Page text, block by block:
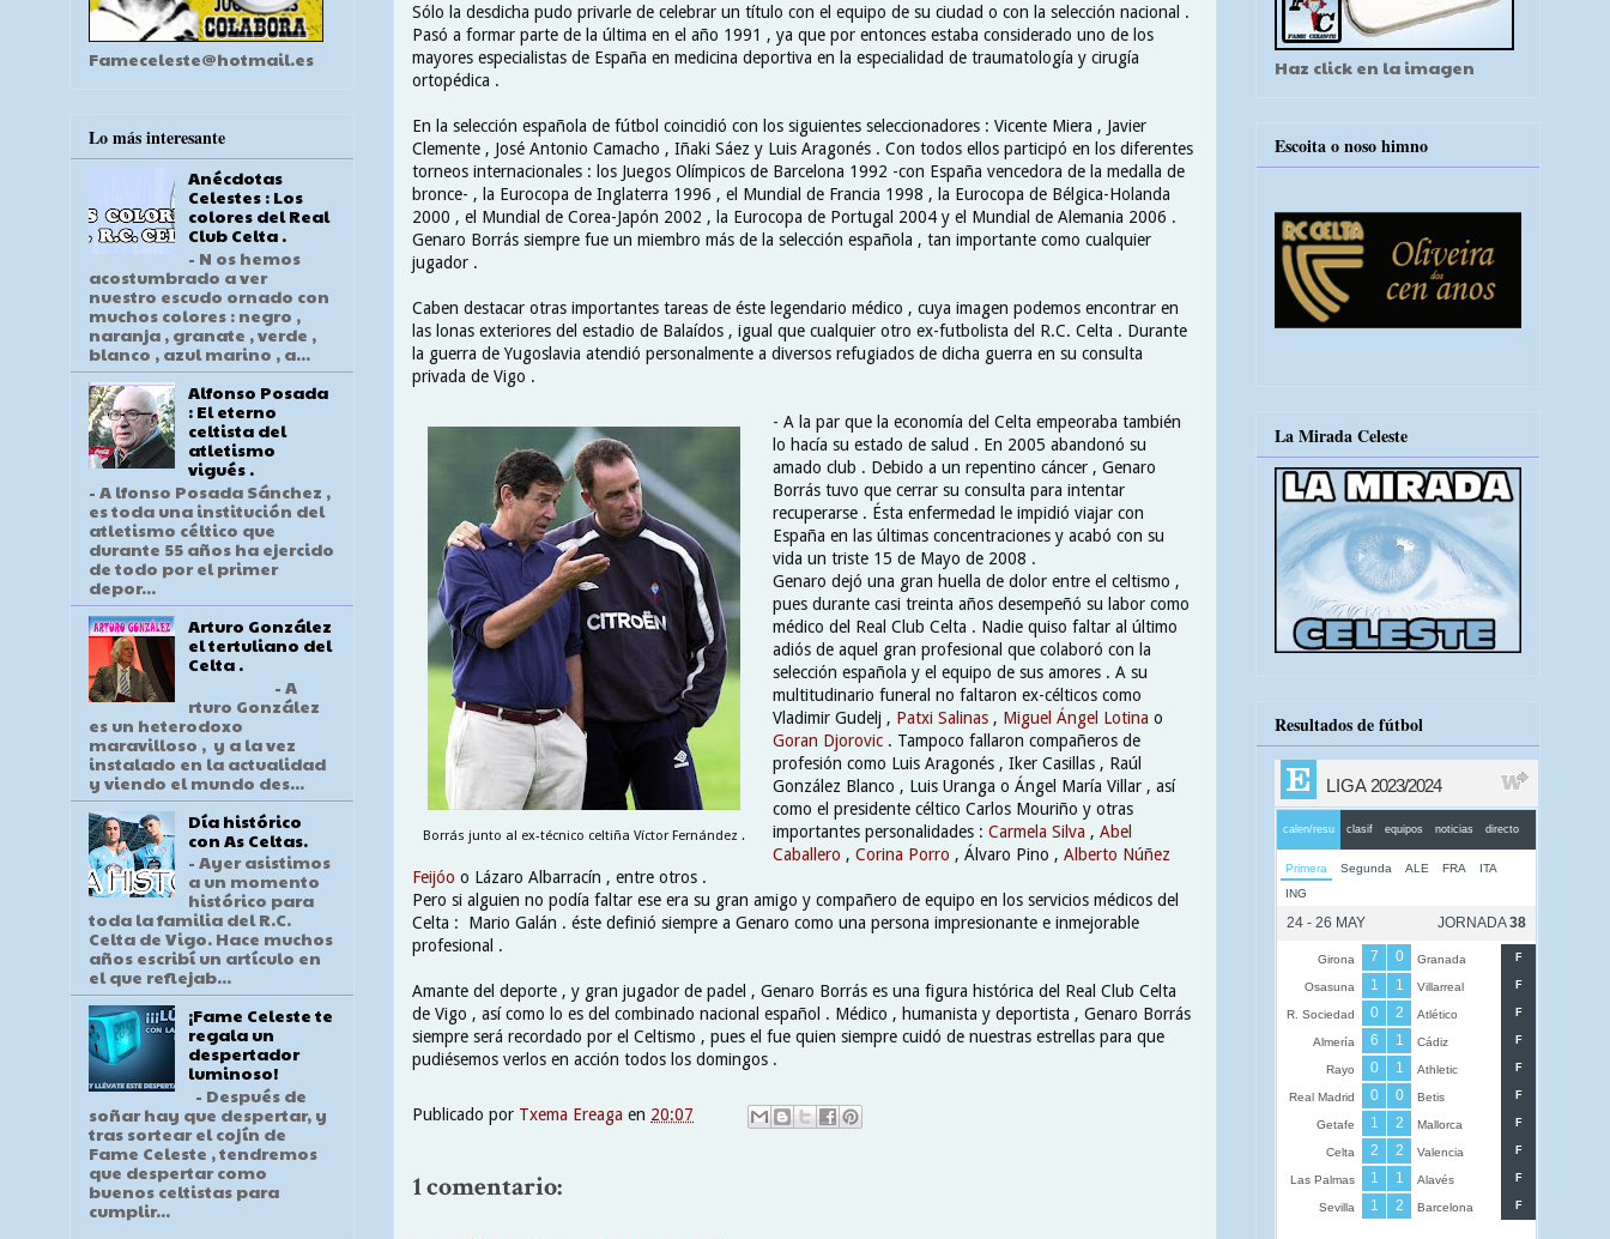
Sólo la desdicha pudo privarle de celebrar un título con el equipo de su ciudad o con la selección nacional .
Pasó a formar parte de la última en el año 1991 , ya que por entonces estaba considerado uno de los
mayores especialistas de España en medicina deportiva en la especialidad de traumatología y cirugía
ortopédica .
En la selección española de fútbol coincidió con los siguientes seleccionadores : Vicente Miera , Javier
Clemente , José Antonio Camacho , Iñaki Sáez y Luis Aragonés . Con todos ellos participó en los diferentes
torneos internacionales : los Juegos Olímpicos de Barcelona 1992 -con España vencedora de la medalla de
bronce- , la Eurocopa de Inglaterra 1996 , el Mundial de Francia 1998 , la Eurocopa de Bélgica-Holanda
2000 , el Mundial de Corea-Japón 2002 , la Eurocopa de Portugal 2004 y el Mundial de Alemania 2006 .
Genaro Borrás siempre fue un miembro más de la selección española , tan importante como cualquier
jugador .
Caben destacar otras importantes tareas de éste legendario médico , cuya imagen podemos encontrar en
las lonas exteriores del estadio de Balaídos , igual que cualquier otro ex-futbolista del R.C. Celta . Durante
la guerra de Yugoslavia atendió personalmente a diversos refugiados de dicha guerra en su consulta
privada de Vigo .
Borrás junto al ex-técnico celtiña Víctor Fernández .
- A la par que la economía del Celta empeoraba también
lo hacía su estado de salud . En 2005 abandonó su
amado club . Debido a un repentino cáncer , Genaro
Borrás tuvo que cerrar su consulta para intentar
recuperarse . Ésta enfermedad le impidió viajar con
España en las últimas concentraciones y acabó con su
vida un triste 15 de Mayo de 2008 .
Genaro dejó una gran huella de dolor entre el celtismo ,
pues durante casi treinta años desempeñó su labor como
médico del Real Club Celta . Nadie quiso faltar al último
adiós de aquel gran profesional que colaboró con la
selección española y el equipo de sus amores . A su
multitudinario funeral no faltaron ex-célticos como
Vladimir Gudelj , Patxi Salinas , Miguel Ángel Lotina o
Goran Djorovic . Tampoco fallaron compañeros de
profesión como Luis Aragonés , Iker Casillas , Raúl
González Blanco , Luis Uranga o Ángel María Villar , así
como el presidente céltico Carlos Mouriño y otras
importantes personalidades : Carmela Silva , Abel
Caballero , Corina Porro , Álvaro Pino , Alberto Núñez
Feijóo o Lázaro Albarracín , entre otros .
Pero si alguien no podía faltar ese era su gran amigo y compañero de equipo en los servicios médicos del
Celta : Mario Galán . éste definió siempre a Genaro como una persona impresionante e inmejorable
profesional .
Amante del deporte , y gran jugador de padel , Genaro Borrás es una figura histórica del Real Club Celta
de Vigo , así como lo es del combinado nacional español . Médico , humanista y deportista , Genaro Borrás
siempre será recordado por el Celtismo , pues el fue quien siempre cuidó de nuestras estrellas para que
pudiésemos verlos en acción todos los domingos .
Publicado por Txema Ereaga en 20:07
1 comentario:
Fameceleste@hotmail.es
Lo más interesante
Anécdotas
Celestes : Los
colores del Real
Club Celta .
- N os hemos
acostumbrado a ver
nuestro escudo ornado con
muchos colores : negro ,
naranja , granate , verde ,
blanco , azul marino , a...
Alfonso Posada
: El eterno
celtista del
atletismo
vigués .
- A lfonso Posada Sánchez ,
es toda una institución del
atletismo céltico que
durante 55 años ha ejercido
de todo por el primer
depor...
Arturo González
el tertuliano del
Celta .
- A
rturo González
es un heterodoxo
maravilloso , y a la vez
instalado en la actualidad
y viendo el mundo des...
Día histórico
con As Celtas.
- Ayer asistimos
a un momento
histórico para
toda la familia del R.C.
Celta de Vigo. Hace muchos
años escribí un artículo en
el que reflejab...
¡Fame Celeste te
regala un
despertador
luminoso!
- Después de
soñar hay que despertar, y
tras sortear el cojín de
Fame Celeste , tendremos
que despertar como
buenos celtistas para
cumplir...
Haz click en la imagen
Escoita o noso himno
La Mirada Celeste
Resultados de fútbol